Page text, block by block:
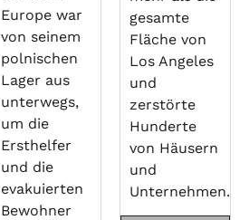
Europe war
von seinem
polnischen
Lager aus
unterwegs,
um die
Ersthelfer
und die
evakuierten
Bewohner
gesamte
Fläche von
Los Angeles
und
zerstörte
Hunderte
von Häusern
und
Unternehmen.